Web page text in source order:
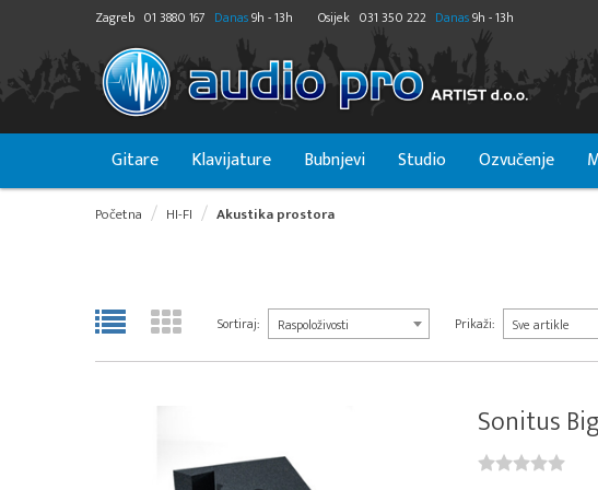
Zagreb 01 3880 167 Danas9h - 13h Osijek 031 350 222 Danas9h - 13h
Gitare Klavijature Bubnjevi Studio Ozvučenje
Početna HI-FI Akustika prostora
Sortiraj: Raspoloživosti Prikaži: Sve artikle
Sonitus